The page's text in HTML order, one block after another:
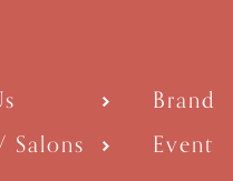
Brand
Event